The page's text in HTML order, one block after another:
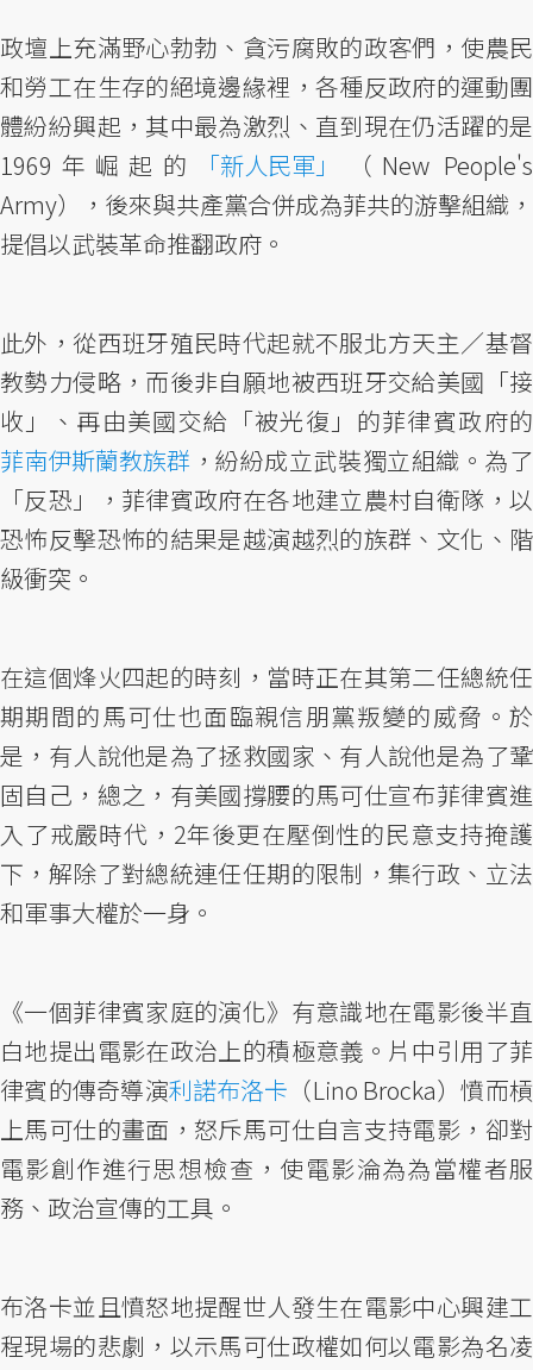
政壇上充滿野心勃勃、貪污腐敗的政客們，使農民
和勞工在生存的絕境邊緣裡，各種反政府的運動團
體紛紛興起，其中最為激烈、直到現在仍活躍的是
1969年崛起的
「新人民軍」
（New People's
Army），後來與共產黨合併成為菲共的游擊組織，
提倡以武裝革命推翻政府。
此外，從西班牙殖民時代起就不服北方天主／基督
教勢力侵略，而後非自願地被西班牙交給美國「接
收」、再由美國交給「被光復」的菲律賓政府的
菲南伊斯蘭教族群 ，紛紛成立武裝獨立組織。為了
「反恐」，菲律賓政府在各地建立農村自衛隊，以
恐怖反擊恐怖的結果是越演越烈的族群、文化、階
級衝突。
在這個烽火四起的時刻，當時正在其第二任總統任
期期間的馬可仕也面臨親信朋黨叛變的威脅。於
是，有人說他是為了拯救國家、有人說他是為了鞏
固自己，總之，有美國撐腰的馬可仕宣布菲律賓進
入了戒嚴時代，2年後更在壓倒性的民意支持掩護
下，解除了對總統連任任期的限制，集行政、立法
和軍事大權於一身。
《一個菲律賓家庭的演化》有意識地在電影後半直
白地提出電影在政治上的積極意義。片中引用了菲
律賓的傳奇導演利諾布洛卡 （Lino Brocka）憤而槓
上馬可仕的畫面，怒斥馬可仕自言支持電影，卻對
電影創作進行思想檢查，使電影淪為為當權者服
務、政治宣傳的工具。
布洛卡並且憤怒地提醒世人發生在電影中心興建工
程現場的悲劇，以示馬可仕政權如何以電影為名凌